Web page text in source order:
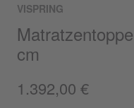
VISPRING
cm
1.392,00 €